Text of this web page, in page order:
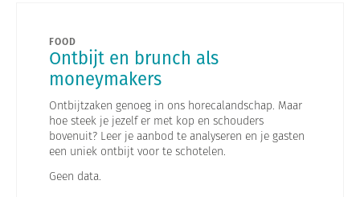
FOOD
Ontbijt en brunch als
moneymakers
Ontbijtzaken genoeg in ons horecalandschap. Maar
hoe steek je jezelf er met kop en schouders
bovenuit? Leer je aanbod te analyseren en je gasten
een uniek ontbijt voor te schotelen.
Geen data.